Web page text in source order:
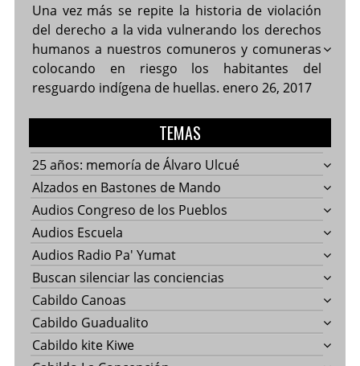
Una vez más se repite la historia de violación
del derecho a la vida vulnerando los derechos
humanos a nuestros comuneros y comuneras
colocando en riesgo los habitantes del
resguardo indígena de huellas. enero 26, 2017
TEMAS
25 años: memoría de Álvaro Ulcué
Alzados en Bastones de Mando
Audios Congreso de los Pueblos
Audios Escuela
Audios Radio Pa' Yumat
Buscan silenciar las conciencias
Cabildo Canoas
Cabildo Guadualito
Cabildo kite Kiwe